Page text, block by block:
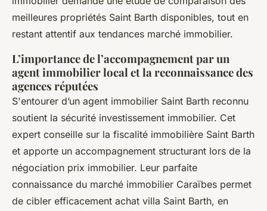
meilleures propriétés Saint Barth disponibles, tout en
restant attentif aux tendances marché immobilier.
L’importance de l’accompagnement par un
agent immobilier local et la reconnaissance des
agences réputées
S'entourer d’un agent immobilier Saint Barth reconnu
soutient la sécurité investissement immobilier. Cet
expert conseille sur la fiscalité immobilière Saint Barth
et apporte un accompagnement structurant lors de la
négociation prix immobilier. Leur parfaite
connaissance du marché immobilier Caraïbes permet
de cibler efficacement achat villa Saint Barth, en